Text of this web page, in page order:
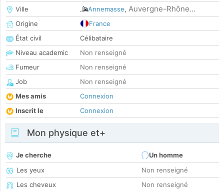
Ville
Annemasse, Auvergne-Rhône...
Origine
France
État civil
Célibataire
Niveau academic
Non renseigné
Fumeur
Non renseigné
Job
Non renseigné
Mes amis
Connexion
Inscrit le
Connexion
Mon physique et+
Je cherche
Un homme
Les yeux
Non renseigné
Les cheveux
Non renseigné